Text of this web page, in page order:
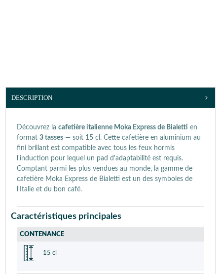
DESCRIPTION
Découvrez la cafetière italienne Moka Express de Bialetti en
format 3 tasses — soit 15 cl. Cette cafetière en aluminium au
fini brillant est compatible avec tous les feux hormis
l'induction pour lequel un pad d'adaptabilité est requis.
Comptant parmi les plus vendues au monde, la gamme de
cafetière Moka Express de Bialetti est un des symboles de
l'Italie et du bon café.
Caractéristiques principales
CONTENANCE
15 cl